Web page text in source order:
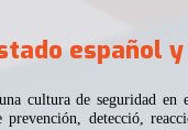
español
cultura de seguridad en
detecció,